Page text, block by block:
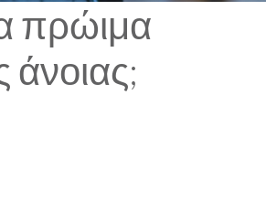
πρώιμα
άνοιας;